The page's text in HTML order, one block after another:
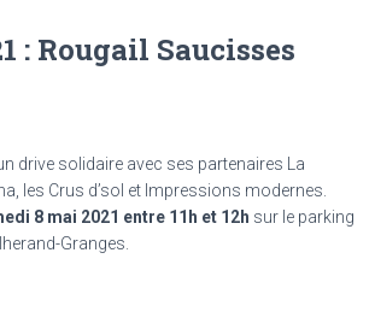
: Rougail Saucisses
drive solidaire avec ses partenaires La
les Crus d’sol et Impressions modernes.
8 mai 2021 entre 11h et 12h sur le parking
Granges.